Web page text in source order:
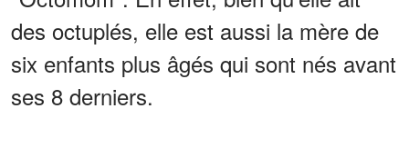
des octuplés, elle est aussi la mère de
six enfants plus âgés qui sont nés avant
ses 8 derniers.